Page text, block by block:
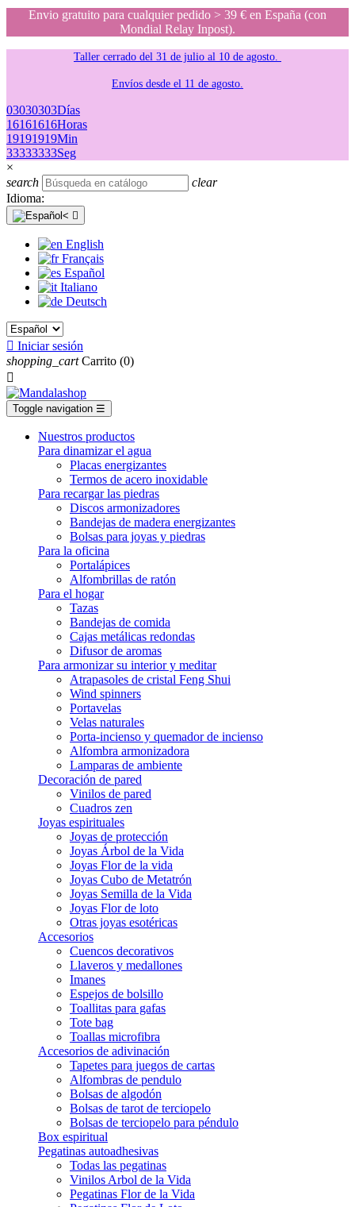
Envio gratuito para cualquier pedido > 39 € en España (con
Mondial Relay Inpost).
Taller cerrado del 31 de julio al 10 de agosto.
Envíos desde el 11 de agosto.
03030303Días
16161616Horas
19191919Min
33333333Seg
×
search
clear
Idioma:

English
Français
Español
Italiano
Deutsch
 Iniciar sesión
shopping_cart Carrito (0)

Toggle navigation ☰
Nuestros productos
Para dinamizar el agua
Placas energizantes
Termos de acero inoxidable
Para recargar las piedras
Discos armonizadores
Bandejas de madera energizantes
Bolsas para joyas y piedras
Para la oficina
Portalápices
Alfombrillas de ratón
Para el hogar
Tazas
Bandejas de comida
Cajas metálicas redondas
Difusor de aromas
Para armonizar su interior y meditar
Atrapasoles de cristal Feng Shui
Wind spinners
Portavelas
Velas naturales
Porta-incienso y quemador de incienso
Alfombra armonizadora
Lamparas de ambiente
Decoración de pared
Vinilos de pared
Cuadros zen
Joyas espirituales
Joyas de protección
Joyas Árbol de la Vida
Joyas Flor de la vida
Joyas Cubo de Metatrón
Joyas Semilla de la Vida
Joyas Flor de loto
Otras joyas esotéricas
Accesorios
Cuencos decorativos
Llaveros y medallones
Imanes
Espejos de bolsillo
Toallitas para gafas
Tote bag
Toallas microfibra
Accesorios de adivinación
Tapetes para juegos de cartas
Alfombras de pendulo
Bolsas de algodón
Bolsas de tarot de terciopelo
Bolsas de terciopelo para péndulo
Box espiritual
Pegatinas autoadhesivas
Todas las pegatinas
Vinilos Arbol de la Vida
Pegatinas Flor de la Vida